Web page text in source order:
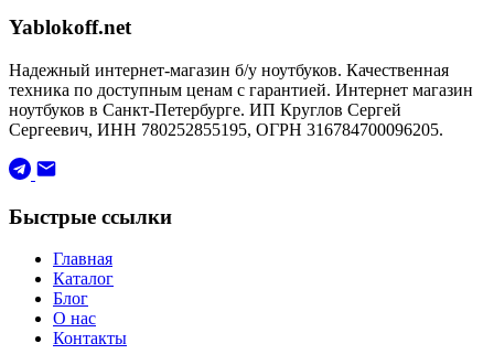
Yablokoff.net
Надежный интернет-магазин б/у ноутбуков. Качественная
техника по доступным ценам с гарантией. Интернет магазин
ноутбуков в Санкт-Петербурге. ИП Круглов Сергей
Сергеевич, ИНН 780252855195, ОГРН 316784700096205.
Быстрые ссылки
Главная
Каталог
Блог
О нас
Контакты